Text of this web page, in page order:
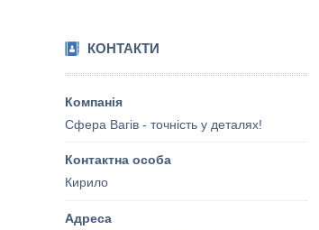
КОНТАКТИ
Сфера Вагів - точність у деталях!
Кирило